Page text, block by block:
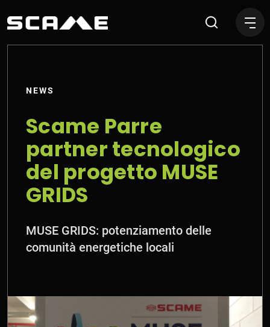
NEWS
Scame Parre
partner tecnologico
del progetto MUSE
GRIDS
MUSE GRIDS: potenziamento delle
comunità energetiche locali